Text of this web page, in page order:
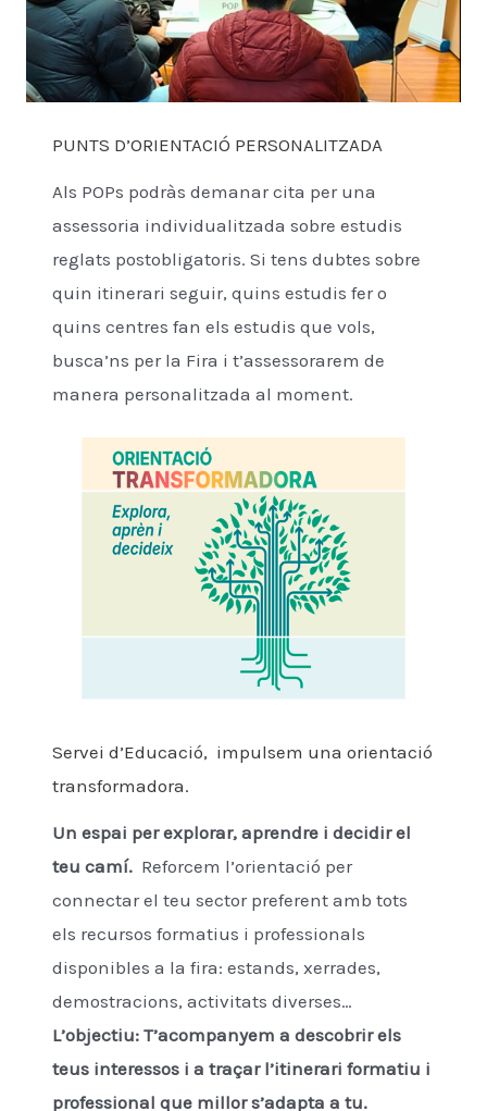
PUNTS D’ORIENTACIÓ PERSONALITZADA
Als POPs podràs demanar cita per una
assessoria individualitzada sobre estudis
reglats postobligatoris. Si tens dubtes sobre
quin itinerari seguir, quins estudis fer o
quins centres fan els estudis que vols,
busca’ns per la Fira i t’assessorarem de
manera personalitzada al moment.
Servei d’Educació, impulsem una orientació
transformadora.
Un espai per explorar, aprendre i decidir el
teu camí. Reforcem l’orientació per
connectar el teu sector preferent amb tots
els recursos formatius i professionals
disponibles a la fira: estands, xerrades,
demostracions, activitats diverses…
L’objectiu: T’acompanyem a descobrir els
teus interessos i a traçar l’itinerari formatiu i
professional que millor s’adapta a tu.